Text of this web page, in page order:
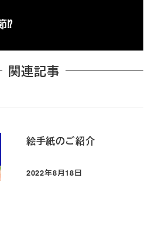
⁉
関連記事
絵手紙のご紹介
投稿日
2022年8月18日